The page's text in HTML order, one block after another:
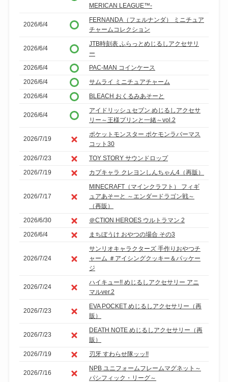
MERICAN LEAGUE™-
2026/6/4
FERNANDA（フェルナンダ） ミニチュア
チャームコレクション
2026/6/4
JTB時刻表 ふらっとめじるしアクセサリ
ー
2026/6/4
PAC-MAN コインケース
2026/6/4
サムライ ミニチュアチャーム
2026/6/4
BLEACH おくるみあそーと
2026/6/4
アイドリッシュセブン めじるしアクセサ
リー～王様プリンと一緒～vol.2
2026/7/19
ポケットモンスター ポケモンラバーマス
コット30
2026/7/23
TOY STORY サウンドロップ
2026/7/19
カプキャラ クレヨンしんちゃん4（再販）
2026/7/17
MINECRAFT（マインクラフト） フィギ
ュアあそーと ～エンダードラゴン戦～
（再販）
2026/6/30
＠CTION HEROES ウルトラマン 2
2026/6/4
まちぼうけ おやつの場合 その3
2026/7/24
サンリオキャラクターズ 手作りおやつチ
ャーム ＃アイシングクッキー＆パッケー
ジ
2026/7/24
ハイキュー!! めじるしアクセサリー アニ
マルver.2
2026/7/23
EVA POCKET めじるしアクセサリー（再
販）
2026/7/23
DEATH NOTE めじるしアクセサリー（再
販）
2026/7/19
刃牙 すわらせ隊ッッ!!
2026/7/16
NPB ユニフォームフレームマグネット～
パシフィック・リーグ～